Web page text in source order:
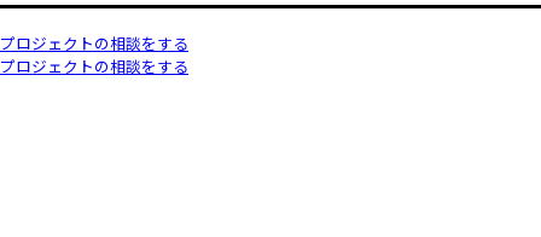
プロジェクトの相談をする
プロジェクトの相談をする